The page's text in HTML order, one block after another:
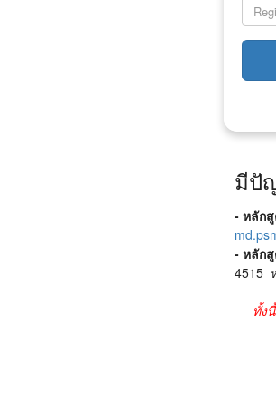
มีปั
- หลัก
- หลัก
4515
ทั้ง